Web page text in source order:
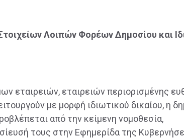
Λοιπών Φορέων Δημοσίου και
εταιρειών, εταιρειών περιορισμένης
με μορφή ιδιωτικού δικαίου, η
από την κείμενη νομοθεσία,
τους στην Εφημερίδα της